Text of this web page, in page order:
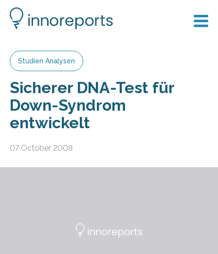
Studien Analysen
Sicherer DNA-Test für
Down-Syndrom
entwickelt
07 October 2008